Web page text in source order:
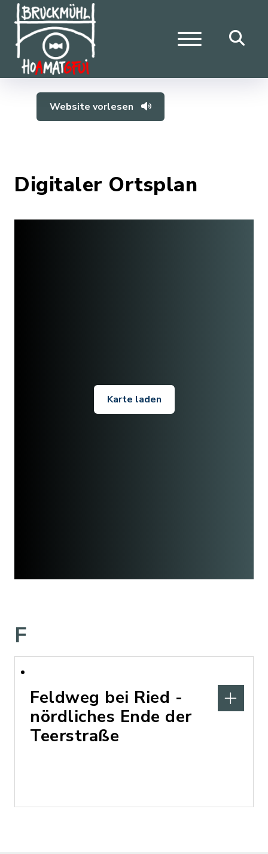
Website vorlesen
Digitaler Ortsplan
Karte laden
F
Feldweg bei Ried -
nördliches Ende der
Teerstraße